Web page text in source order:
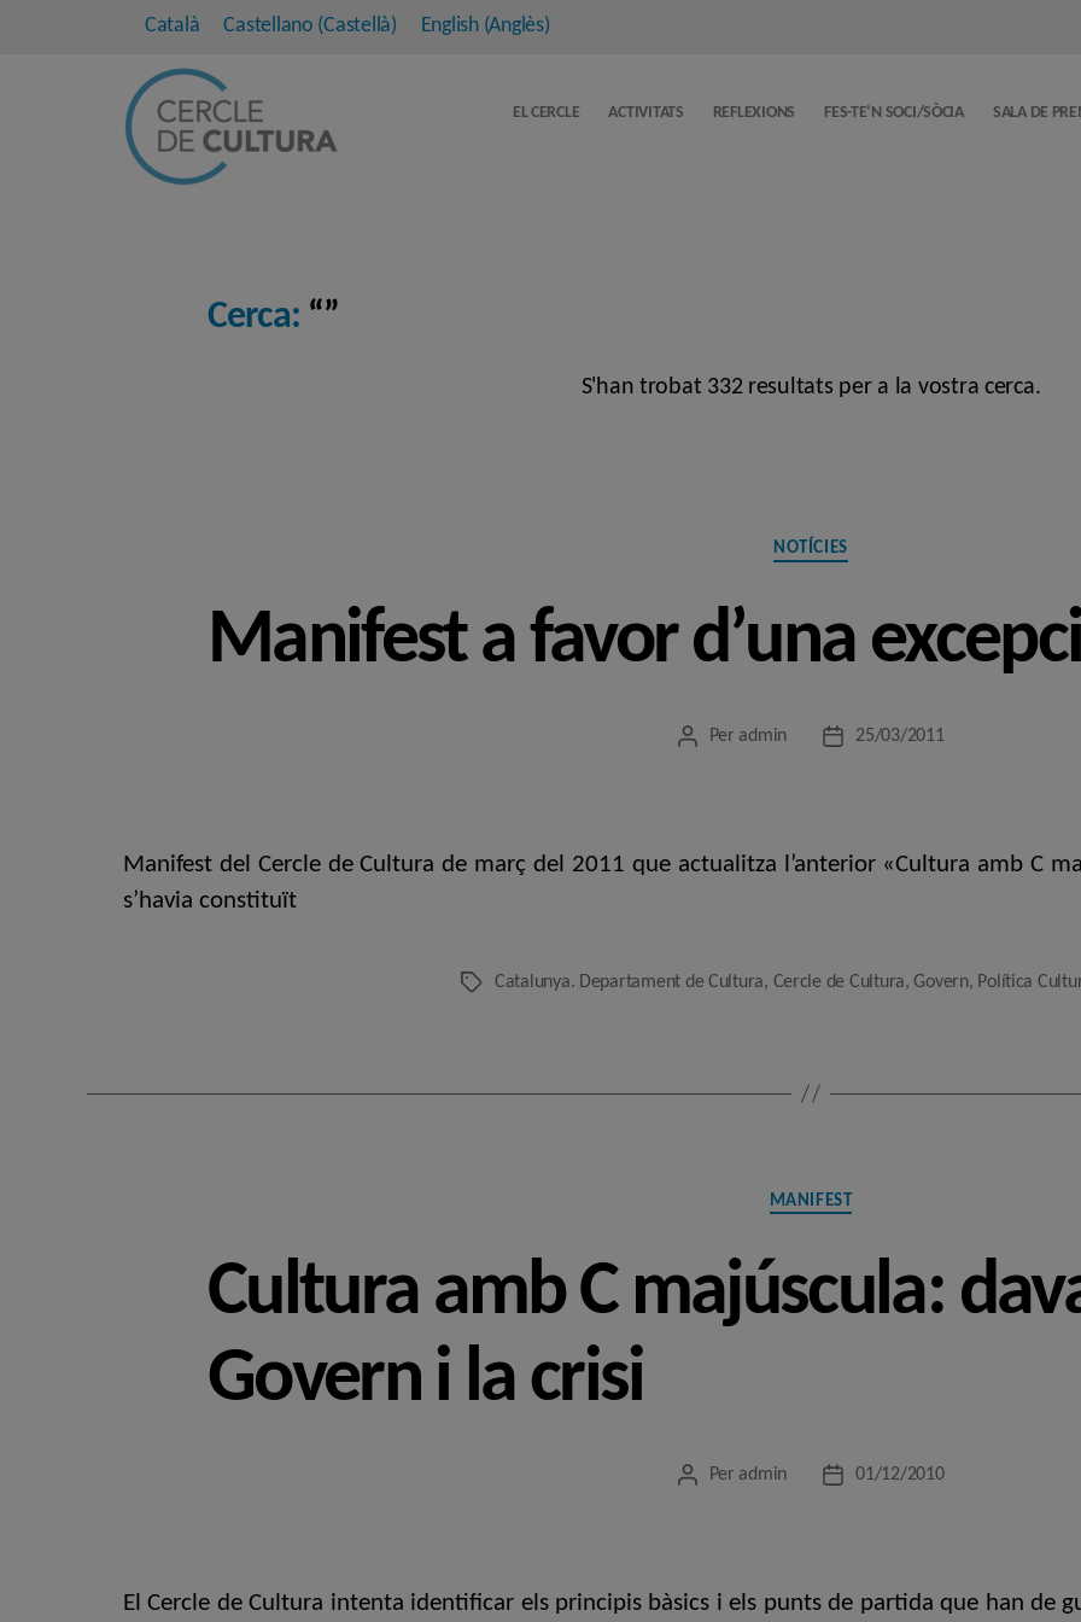
Català Castellano (Castellà) English(Anglès)
EL CERCLE ACTIVITATS REFLEXIONS FES-TE’N SOCI/SÒCIA SALA DE
Cerca: “”
S'han trobat 332 resultats per a la vostra cerca.
Categories
NOTÍCIES
Manifest a favor d’una
Autor
Per admin
Data25/03/2011
Manifest del Cercle de Cultura de març del 2011 que actualitza l’anterior «Cultura amb C
s’havia constituït
EtiquetesCatalunya. Departament de Cultura, Cercle de Cultura,Govern, Política
Categories
MANIFEST
Cultura amb C majúscula:
Govern i la crisi
Autor
Per admin
Data01/12/2010
El Cercle de Cultura intenta identificar els principis bàsics i els punts de partida que han de